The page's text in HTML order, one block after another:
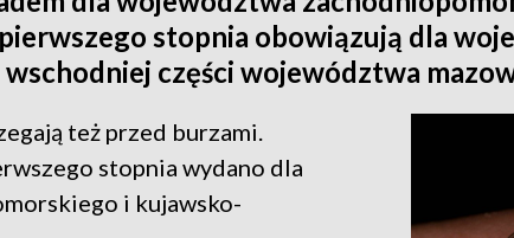
stopnia obowiązują dla
części województwa
też przed burzami.
stopnia wydano dla
i kujawsko-